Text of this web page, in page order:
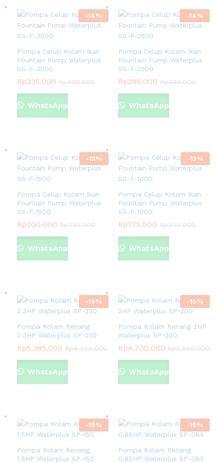
-14%
Pompa Celup Kolam Ikan
Fountain Pump Waterplus
SS-F-3000
Rp335.000 Rp390.000
WhatsApp
-14%
Pompa Celup Kolam Ikan
Fountain Pump Waterplus
SS-F-2500
Rp285.000 Rp330.000
WhatsApp
-13%
Pompa Celup Kolam Ikan
Fountain Pump Waterplus
SS-F-1500
Rp200.000 Rp230.000
WhatsApp
-13%
Pompa Celup Kolam Ikan
Fountain Pump Waterplus
SS-F-1000
Rp175.000 Rp200.000
WhatsApp
-15%
Pompa Kolam Renang
2.3HP Waterplus SP-230
Rp5.385.000 Rp6.300.000
WhatsApp
-15%
Pompa Kolam Renang 2HP
Waterplus SP-200
Rp4.700.000 Rp5.500.000
WhatsApp
-15%
Pompa Kolam Renang
1.5HP Waterplus SP-150
-15%
Pompa Kolam Renang
0.85HP Waterplus SP-085